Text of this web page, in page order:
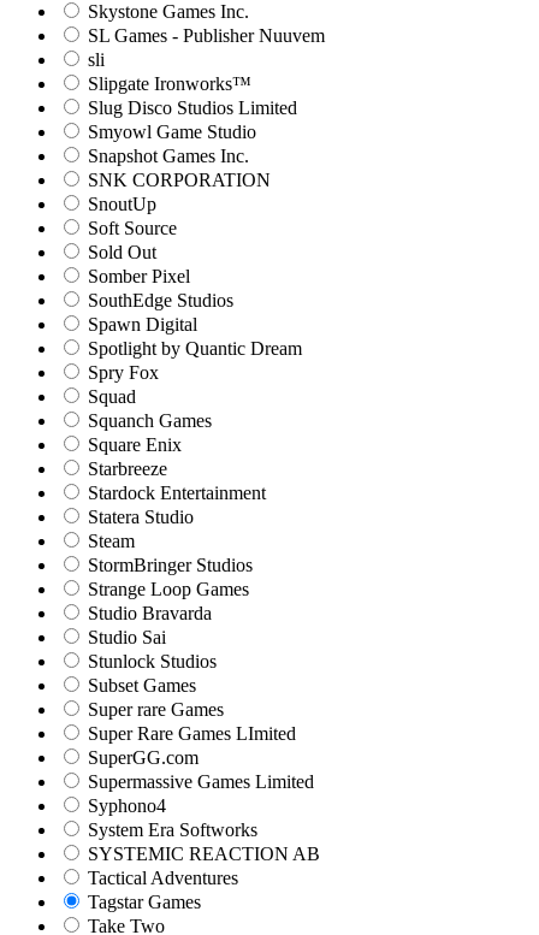
Skystone Games Inc.
SL Games - Publisher Nuuvem
sli
Slipgate Ironworks™
Slug Disco Studios Limited
Smyowl Game Studio
Snapshot Games Inc.
SNK CORPORATION
SnoutUp
Soft Source
Sold Out
Somber Pixel
SouthEdge Studios
Spawn Digital
Spotlight by Quantic Dream
Spry Fox
Squad
Squanch Games
Square Enix
Starbreeze
Stardock Entertainment
Statera Studio
Steam
StormBringer Studios
Strange Loop Games
Studio Bravarda
Studio Sai
Stunlock Studios
Subset Games
Super rare Games
Super Rare Games LImited
SuperGG.com
Supermassive Games Limited
Syphono4
System Era Softworks
SYSTEMIC REACTION AB
Tactical Adventures
Tagstar Games
Take Two